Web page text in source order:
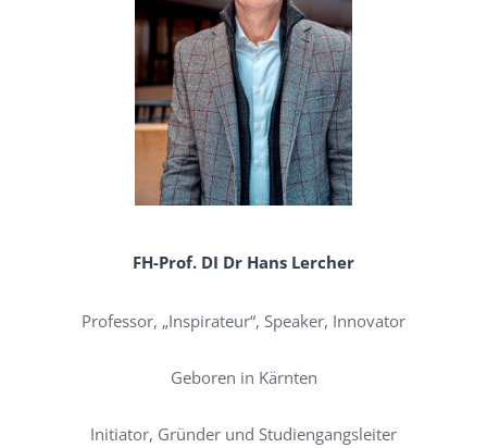
FH-Prof. DI Dr Hans Lercher
Professor, „Inspirateur“, Speaker, Innovator
Geboren in Kärnten
Initiator, Gründer und Studiengangsleiter